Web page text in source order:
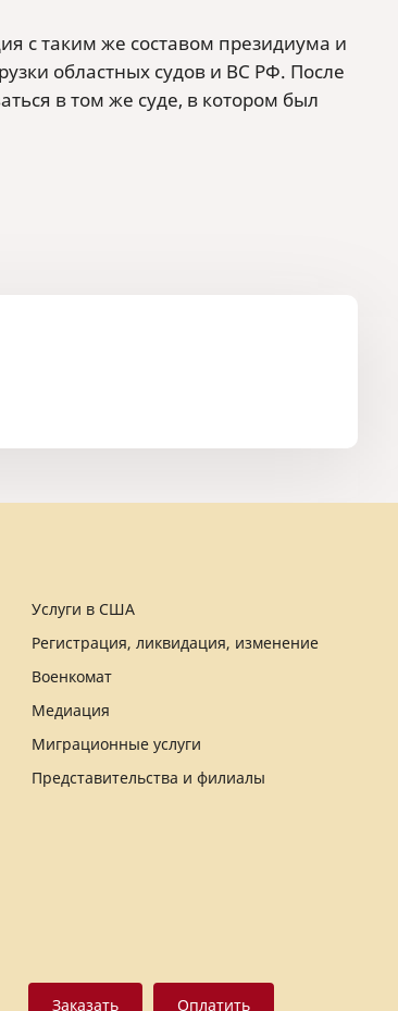
с таким же составом президиума и
областных судов и ВС РФ. После
в том же суде, в котором был
Услуги в США
Регистрация, ликвидация, изменение
Военкомат
Медиация
Миграционные услуги
Представительства и филиалы
Заказать Оплатить